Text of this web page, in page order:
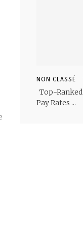
NON CLASSÉ
Top-
Pay Rates ...